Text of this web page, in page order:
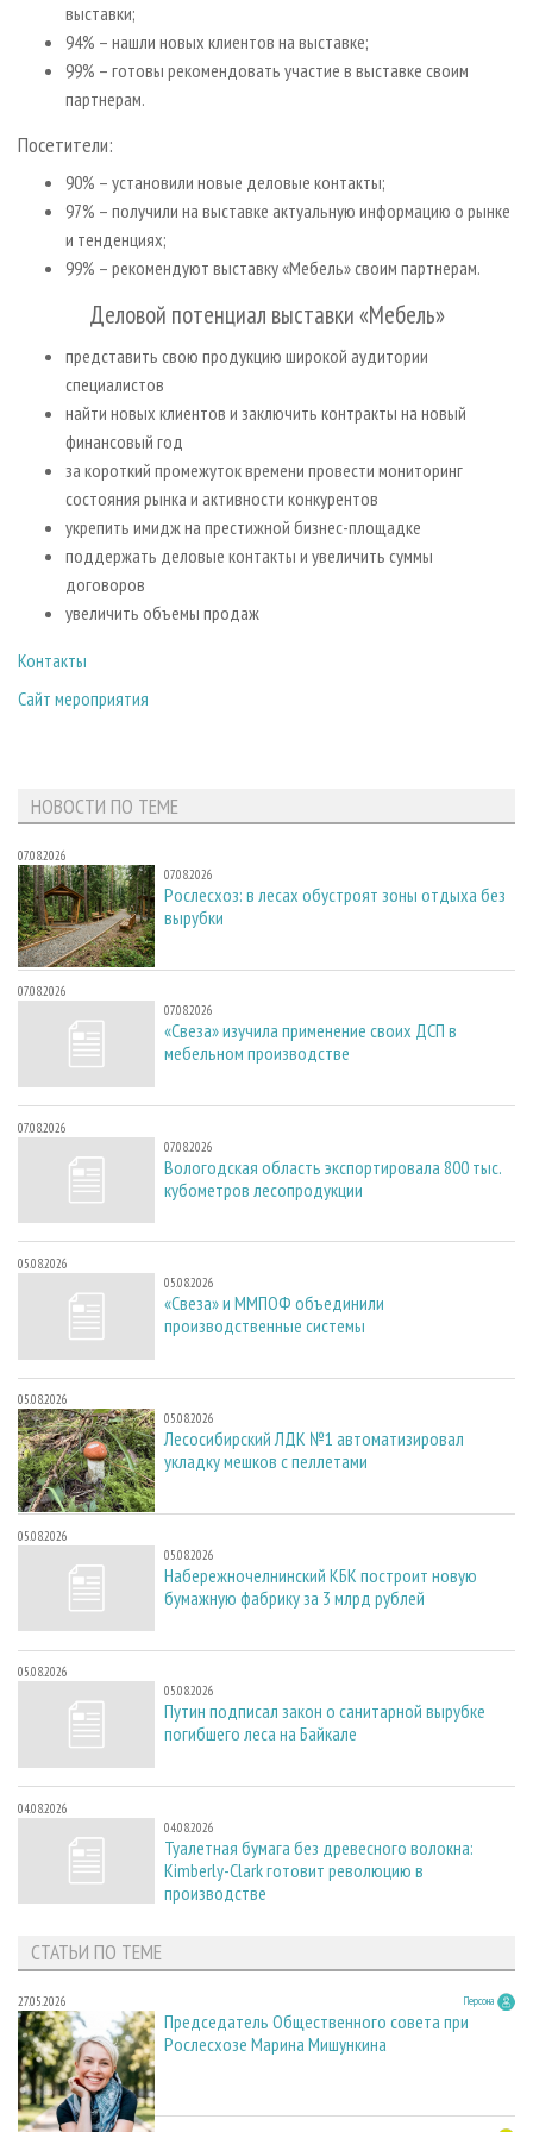
выставки;
94% – нашли новых клиентов на выставке;
99% – готовы рекомендовать участие в выставке своим
партнерам.
Посетители:
90% – установили новые деловые контакты;
97% – получили на выставке актуальную информацию о рынке
и тенденциях;
99% – рекомендуют выставку «Мебель» своим партнерам.
Деловой потенциал выставки «Мебель»
представить свою продукцию широкой аудитории
специалистов
найти новых клиентов и заключить контракты на новый
финансовый год
за короткий промежуток времени провести мониторинг
состояния рынка и активности конкурентов
укрепить имидж на престижной бизнес-площадке
поддержать деловые контакты и увеличить суммы
договоров
увеличить объемы продаж
Контакты
Сайт мероприятия
НОВОСТИ ПО ТЕМЕ
07.08.2026
07.08.2026
Рослесхоз: в лесах обустроят зоны отдыха без
вырубки
07.08.2026
07.08.2026
«Свеза» изучила применение своих ДСП в
мебельном производстве
07.08.2026
07.08.2026
Вологодская область экспортировала 800 тыс.
кубометров лесопродукции
05.08.2026
05.08.2026
«Свеза» и ММПОФ объединили
производственные системы
05.08.2026
05.08.2026
Лесосибирский ЛДК №1 автоматизировал
укладку мешков с пеллетами
05.08.2026
05.08.2026
Набережночелнинский КБК построит новую
бумажную фабрику за 3 млрд рублей
05.08.2026
05.08.2026
Путин подписал закон о санитарной вырубке
погибшего леса на Байкале
04.08.2026
04.08.2026
Туалетная бумага без древесного волокна:
Kimberly-Clark готовит революцию в
производстве
СТАТЬИ ПО ТЕМЕ
27.05.2026 Персона
Председатель Общественного совета при
Рослесхозе Марина Мишункина